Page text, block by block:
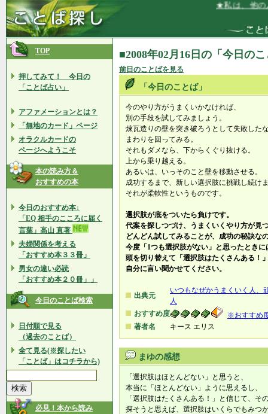
★私は、他の人
TOP
押してみて！ 今日の
「ことば占い」
アファメーションとは？
「無地のカード」ページ
オラクルカードの
ページへようこそ
本の読み方＆
おすすめの本
今日のおすすめ本↓
「EQ 相手のこころに届く
言葉」高山 直著
夫婦関係を考える
「おすすめ本３３冊」
男女の違い必読
「おすすめ本２０冊」」
今日のことば検索
日付順で見る
（過去のことば）
全て見る(※探したい
「ことば」はコチラから)
必見！本から読み
■2008年02月16日の「今日の
前日のことばを見る
「今日のことば」
今のやり方がうまくいかなければ、
別の手段を試してみましょう。
煉瓦造りの壁を突き破ろうとして失敗した
まわりを回ってみる。
それもダメなら、下からくぐり抜ける。
上から乗り越える。
あるいは、いっそのこと壁を移動させる。
成功するまで、新しい選択肢に挑戦し続け
それが柔軟性というものです。
選択肢が底をついたら負けです。
代案を探しつづけ、うまくいくやり方が見
どんどん試してみることが、成功の秘訣な
今度「1つも選択肢がない」と思ったときに
頭を切り替えて「選択肢はたくさんある！
自分に言い聞かせてください。
出典元
いつもなぜかうまくいく人、
人
おすすめ度
※おすすめ
著者名
キース エリス
まゆの感想
「選択肢はほとんどない」と思うと、
本当に「ほとんどない」ように思えるし、
「選択肢はたくさんある！」と信じて、そ
探そうと思えば、選択肢はいくらでもみつ